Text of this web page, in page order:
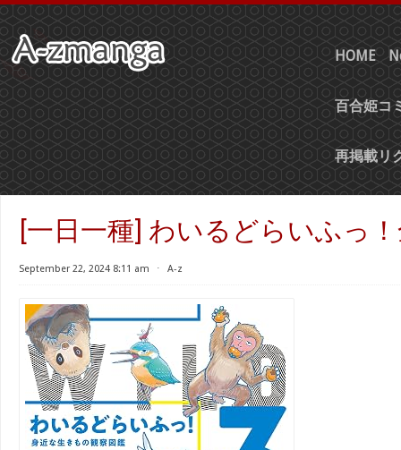
HOME
百合姫コ
再掲載リ
[一日一種] わいるどらいふっ！
September 22, 2024 8:11 am ⋅ A-z